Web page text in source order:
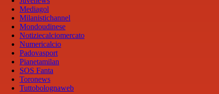
Mediagol
Milanistichannel
Mondoudinese
Notiziecalciomercato
Numericalcio
Padovasport
Pianetamilan
SOS Fanta
Toronews
Tuttobolognaweb